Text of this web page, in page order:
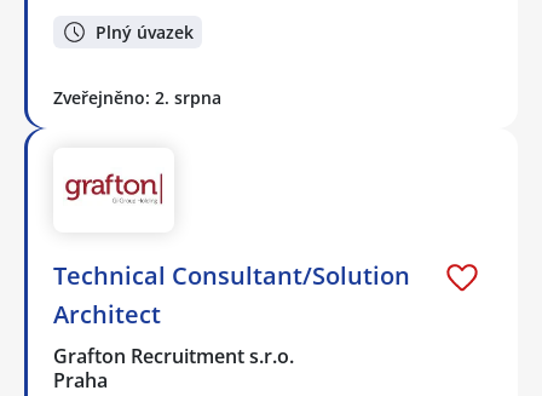
Plný úvazek
Zveřejněno: 2. srpna
Technical Consultant/Solution
Architect
Grafton Recruitment s.r.o.
Praha